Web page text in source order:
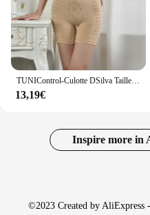
TUNIControl-Culotte DSilva Taille Haute pour Femme, Vêtement Amincissant et Lissant le Dos
13,19€
Inspire more in
©2023 Created by AliExpress -